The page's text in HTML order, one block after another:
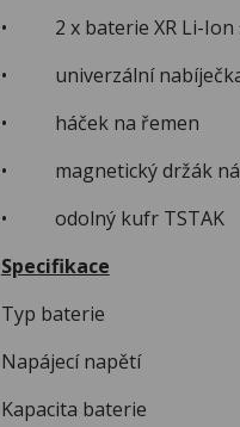
• 2 x baterie XR Li-Ion s
• univerzální nabíječka
• háček na řemen
• magnetický držák
• odolný kufr TSTAK
Specifikace
Typ
Napájecí
Kapacita